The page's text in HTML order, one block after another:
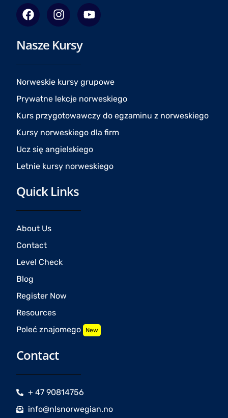
F
a
e
o
o
I
n
t
g
r
m
Y
o
e
Nasze Kursy
Norweskie kursy grupowe
Prywatne lekcje norweskiego
Kurs przygotowawczy do egzaminu z norweskiego
Kursy norweskiego dla firm
Ucz się angielskiego
Letnie kursy norweskiego
Quick Links
About Us
Contact
Level Check
Blog
Register Now
Resources
Poleć znajomego New
Contact
+ 47 90814756
info@nlsnorwegian.no